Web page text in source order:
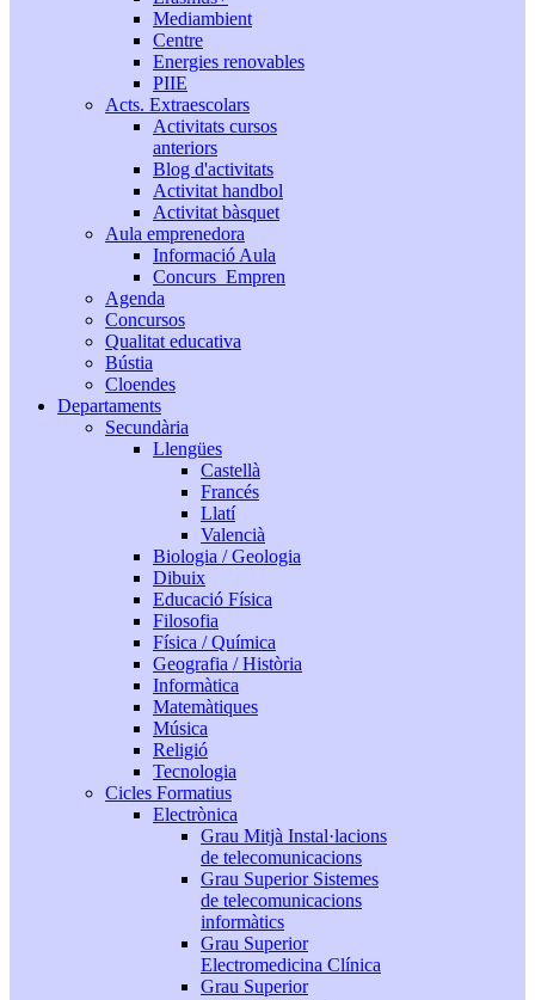
Mediambient
Centre
Energies renovables
PIIE
Acts. Extraescolars
Activitats cursos
anteriors
Blog d'activitats
Activitat handbol
Activitat bàsquet
Aula emprenedora
Informació Aula
Concurs_Empren
Agenda
Concursos
Qualitat educativa
Bústia
Cloendes
Departaments
Secundària
Llengües
Castellà
Francés
Llatí
Valencià
Biologia / Geologia
Dibuix
Educació Física
Filosofia
Física / Química
Geografia / Història
Informàtica
Matemàtiques
Música
Religió
Tecnologia
Cicles Formatius
Electrònica
Grau Mitjà Instal·lacions
de telecomunicacions
Grau Superior Sistemes
de telecomunicacions
informàtics
Grau Superior
Electromedicina Clínica
Grau Superior